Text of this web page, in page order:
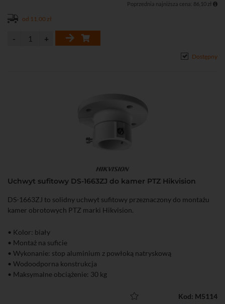
Poprzednia najniższa cena: 86,10 zł
od 11,00 zł
Dostępny
Uchwyt sufitowy DS-1663ZJ do kamer PTZ Hikvision
DS-1663ZJ to solidny uchwyt sufitowy przeznaczony do montażu
kamer obrotowych PTZ marki Hikvision.
• Kolor: biały
• Montaż na suficie
• Wykonanie: stop aluminium z powłoką natryskową
• Wodoodporna konstrukcja
• Maksymalne obciążenie: 30 kg
Kod: M5114